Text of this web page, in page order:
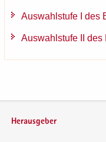
Aus­wahl­stu­fe I des
Aus­wahl­stu­fe II
Herausgeber